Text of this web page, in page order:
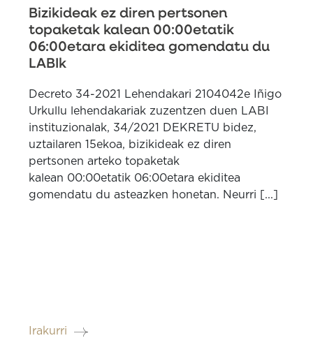
Bizikideak ez diren pertsonen
topaketak kalean 00:00etatik
06:00etara ekiditea gomendatu du
LABIk
Decreto 34-2021 Lehendakari 2104042e Iñigo
Urkullu lehendakariak zuzentzen duen LABI
instituzionalak, 34/2021 DEKRETU bidez,
uztailaren 15ekoa, bizikideak ez diren
pertsonen arteko topaketak
kalean 00:00etatik 06:00etara ekiditea
gomendatu du asteazken honetan. Neurri [...]
Irakurri